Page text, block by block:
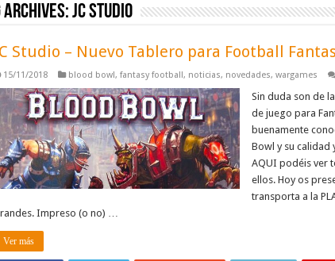
Archives:jc studio
Studio – Nuevo Tablero para Football
15/11/2018 blood bowl, fantasy football, noticias, novedades, wargames
Sin duda son de
de juego para
buenamente
Bowl y su calidad
AQUI podéis ver
ellos. Hoy os
transporta a la
Impreso (o no) …
Ver más